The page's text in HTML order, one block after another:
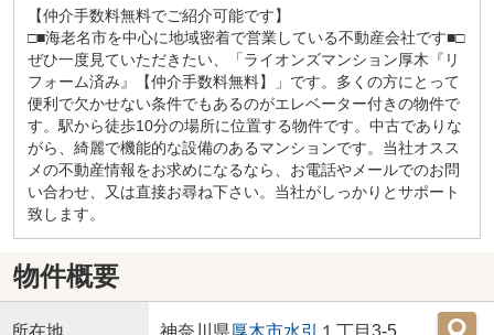
【仲介手数料無料でご紹介可能です】
□■海老名市を中心に地域密着で営業している不動産会社です■□
ぜひ一度見ていただきたい、「ライオンズマンション厚木『リ
フォーム済み』【仲介手数料無料】」です。多くの方にとって
便利で欠かせない条件でもあるのがエレベーター付きの物件で
す。駅から徒歩10分の場所に位置する物件です。中古でありな
がら、綺麗で機能的な設備のあるマンションです。当社オスス
メの不動産情報をお求めになるなら、お電話やメールでのお問
い合わせ、又は直接お尋ね下さい。当社がしっかりとサポート
致します。
物件概要
所在地